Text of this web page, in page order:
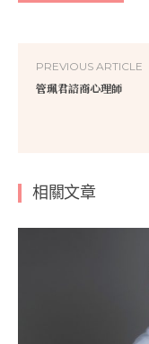
PREVIOUS ARTICLE
管珮君諮商心理師
相關文章